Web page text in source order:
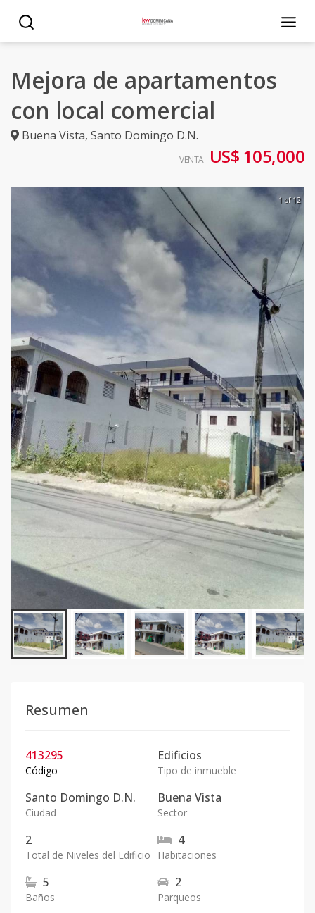
Mejora de apartamentos
con local comercial
Buena Vista, Santo Domingo D.N.
VENTA US$ 105,000
1 of 12
Resumen
413295
Código
Edificios
Tipo de inmueble
Santo Domingo D.N.
Ciudad
Buena Vista
Sector
2
Total de Niveles del Edificio
4
Habitaciones
5
Baños
2
Parqueos